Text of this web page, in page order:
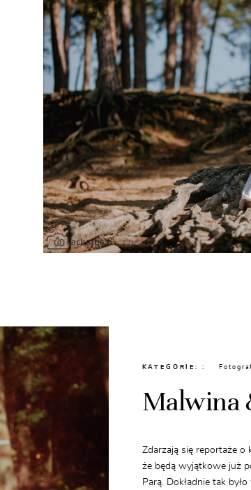
KATEGORIE:
Malwina
Zdarzają się reportaże
że będą wyjątkowe już
Parą. Dokładnie tak